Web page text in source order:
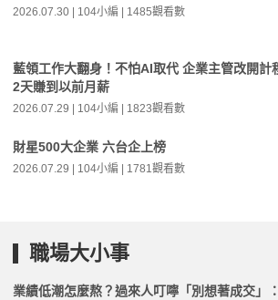
2026.07.30 | 104小編 | 1485觀看數
藍領工作大翻身！不怕AI取代 企業主管改開計
2天賺到以前月薪
2026.07.29 | 104小編 | 1823觀看數
財星500大企業 六台企上榜
2026.07.29 | 104小編 | 1781觀看數
職場大小事
業績低潮怎麼熬？過來人叮嚀「別想著成交」